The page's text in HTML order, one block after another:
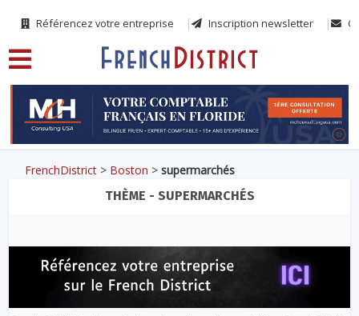
Référencez votre entreprise Inscription newsletter
FrenchDistrict > Boston >supermarchés
THÈME - SUPERMARCHÉS